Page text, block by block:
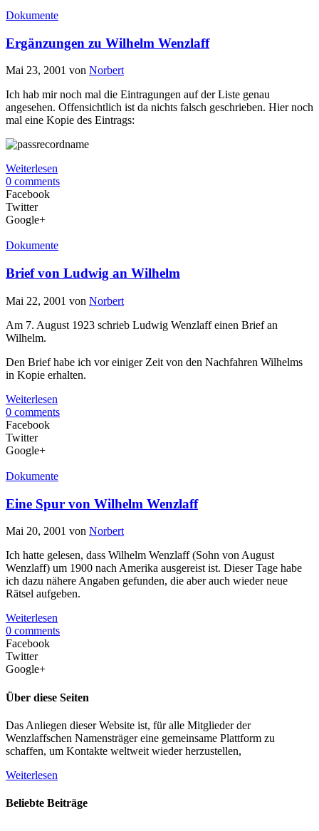
Dokumente
Ergänzungen zu Wilhelm Wenzlaff
Mai 23, 2001 von Norbert
Ich hab mir noch mal die Eintragungen auf der Liste genau
angesehen. Offensichtlich ist da nichts falsch geschrieben. Hier noch
mal eine Kopie des Eintrags:
Weiterlesen
0 comments
Facebook
Twitter
Google+
Dokumente
Brief von Ludwig an Wilhelm
Mai 22, 2001 von Norbert
Am 7. August 1923 schrieb Ludwig Wenzlaff einen Brief an
Wilhelm.
Den Brief habe ich vor einiger Zeit von den Nachfahren Wilhelms
in Kopie erhalten.
Weiterlesen
0 comments
Facebook
Twitter
Google+
Dokumente
Eine Spur von Wilhelm Wenzlaff
Mai 20, 2001 von Norbert
Ich hatte gelesen, dass Wilhelm Wenzlaff (Sohn von August
Wenzlaff) um 1900 nach Amerika ausgereist ist. Dieser Tage habe
ich dazu nähere Angaben gefunden, die aber auch wieder neue
Rätsel aufgeben.
Weiterlesen
0 comments
Facebook
Twitter
Google+
Über diese Seiten
Das Anliegen dieser Website ist, für alle Mitglieder der
Wenzlaffschen Namensträger eine gemeinsame Plattform zu
schaffen, um Kontakte weltweit wieder herzustellen,
Weiterlesen
Beliebte Beiträge